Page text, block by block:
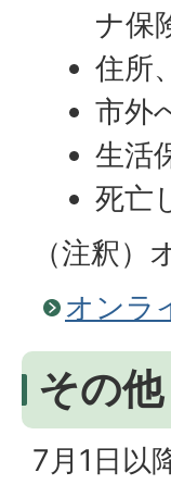
ナ保
住所
市外
生活
死亡
（注釈
オンラ
その他
7月1日以